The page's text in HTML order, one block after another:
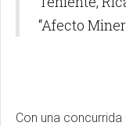
“Afecto
Con una